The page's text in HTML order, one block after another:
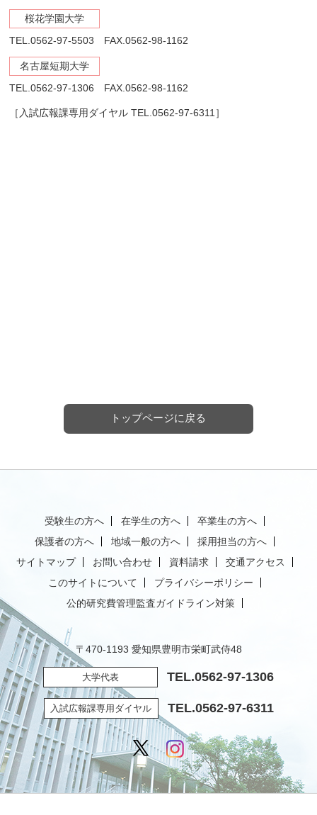
桜花学園大学
TEL.0562-97-5503 FAX.0562-98-1162
名古屋短期大学
TEL.0562-97-1306 FAX.0562-98-1162
［入試広報課専用ダイヤル TEL.0562-97-6311］
トップページに戻る
受験生の方へ 在学生の方へ
卒業生の方へ
保護者の方へ
地域一般の方へ
採用担当の方へ
サイトマップ
お問い合わせ 資料請求
交通アクセス
このサイトについて
プライバシーポリシー
公的研究費管理監査ガイドライン対策
〒470-1193 愛知県豊明市栄町武侍48
大学代表 TEL.0562-97-1306
入試広報課専用ダイヤル TEL.0562-97-6311